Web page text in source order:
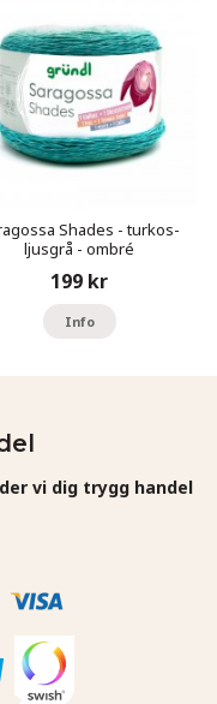
Shades - turkos-
ljusgrå - ombré
199 kr
Info
vi dig trygg handel